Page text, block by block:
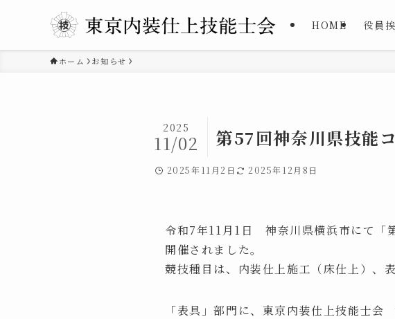
HOME 役員
ホーム お知らせ
第57回神奈川県技能
2025
11/02
2025年11月2日 2025年12月8日
令和7年11月1日 神奈川県横浜市にて「
開催されました。
競技種目は、内装仕上施工（床仕上）、
「表具」部門に、東京内装仕上技能士